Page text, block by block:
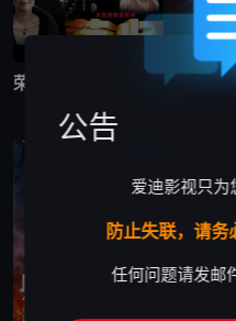
荣归 青瓷
公告
爱迪影视只为
防止失联，请务
任何问题请发邮